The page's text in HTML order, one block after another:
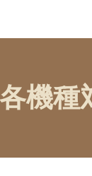
機種